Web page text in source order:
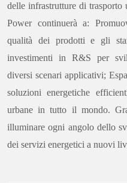
delle infrastrutture di
Power continuerà a:
qualità dei prodotti e gli
investimenti in R&S per
diversi scenari applicativi;
soluzioni energetiche
urbane in tutto il mondo.
illuminare ogni angolo dello
dei servizi energetici a nuovi